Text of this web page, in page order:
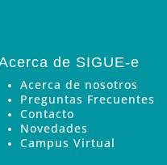
de SIGUE-e
Acerca de nosotros
Preguntas Frecuentes
Contacto
Novedades
Campus Virtual